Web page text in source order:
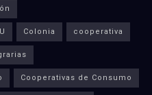
Colonia cooperativa
Cooperativas de Consumo